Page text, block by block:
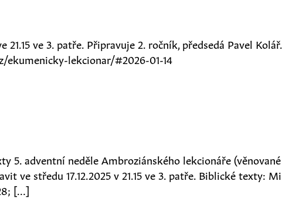
21.15 ve 3. patře. Připravuje 2. ročník, předsedá Pavel Kolář.
ekumenicky-lekcionar/#2026-01-14
5. adventní neděle Ambroziánského lekcionáře (věnované
ve středu 17.12.2025 v 21.15 ve 3. patře. Biblické texty: Mi
[…]